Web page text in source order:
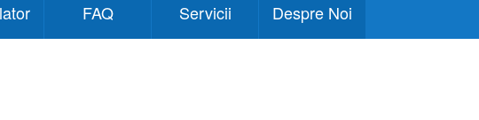
FAQ Servicii Despre Noi